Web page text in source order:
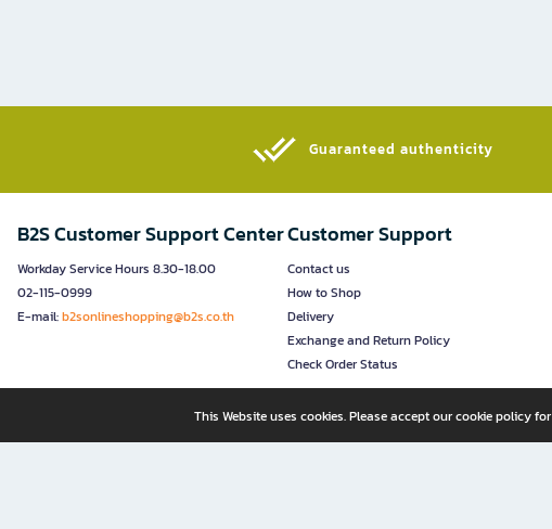
Guaranteed authenticity​
B2S Customer Support Center
Workday Service Hours 8.30-18.00
02-115-0999
E-mail:b2sonlineshopping@b2s.co.th
Customer Support
Contact us
How to Shop
Delivery
Exchange and Return Policy
Check Order Status
This Website uses cookies. Please accept our cookie policy